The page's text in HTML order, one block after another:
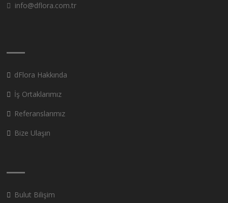
info@dflora.com.tr
dFlora Hakkında
İş Ortaklarımız
Referanslarımız
Bize Ulaşın
Bulut Bilişim